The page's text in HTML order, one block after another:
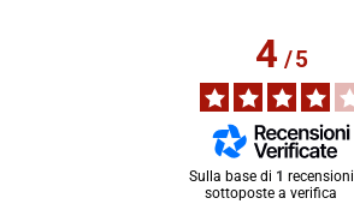
4/5
Sulla base di 1 recensioni
sottoposte a verifica